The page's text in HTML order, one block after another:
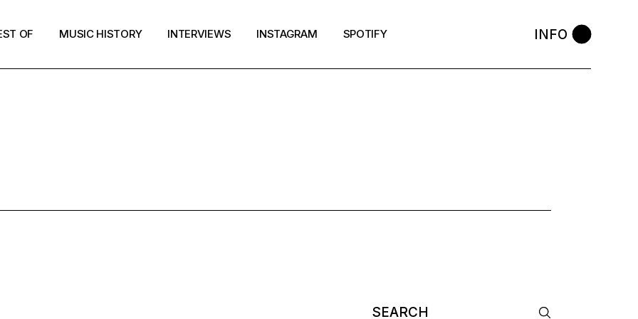
OF MUSIC HISTORY INTERVIEWS INSTAGRAM SPOTIFY INFO
Search